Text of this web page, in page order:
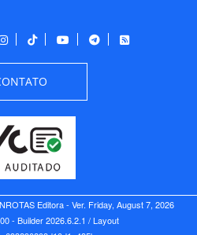
Editora - Ver. Friday, August 7, 2026
- Builder 2026.6.2.1 / Layout